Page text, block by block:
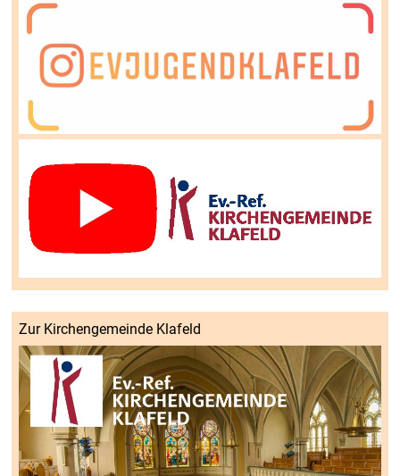
Zur Kirchengemeinde Klafeld